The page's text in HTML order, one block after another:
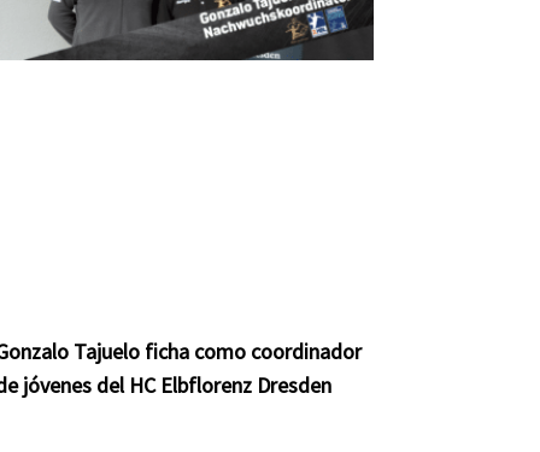
Tajuelo ficha como coordinador
jóvenes del HC Elbflorenz Dresden